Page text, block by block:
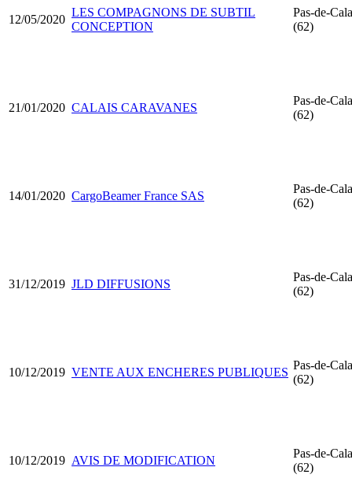
12/05/2020
LES COMPAGNONS DE SUBTIL
CONCEPTION
Pas-de-
(62)
21/01/2020 CALAIS CARAVANES
Pas-de-
(62)
14/01/2020 CargoBeamer France SAS
Pas-de-
(62)
31/12/2019 JLD DIFFUSIONS
Pas-de-
(62)
10/12/2019 VENTE AUX ENCHERES PUBLIQUES
Pas-de-
(62)
10/12/2019 AVIS DE MODIFICATION
Pas-de-
(62)